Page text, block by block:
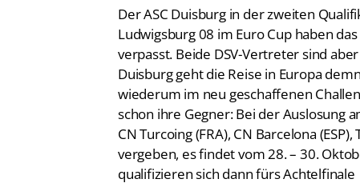
Der ASC Duisburg in der zweiten
Ludwigsburg 08 im Euro Cup haben
verpasst. Beide DSV-Vertreter sind
Duisburg geht die Reise in Europa
wiederum im neu geschaffenen
schon ihre Gegner: Bei der Auslosung
CN Turcoing (FRA), CN Barcelona
vergeben, es findet vom 28. – 30.
qualifizieren sich dann fürs Achtelfinale